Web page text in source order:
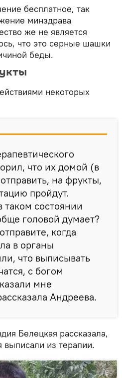
бесплатное, так
минздрава
же не является
что это серные шашки
беды.
некоторых
что их домой (в
на фрукты,
пройдут.
таком состоянии
головой думает?
когда
в органы
что выписывать
с богом
мне
Андреева.
Белецкая рассказала,
выписали из терапии.